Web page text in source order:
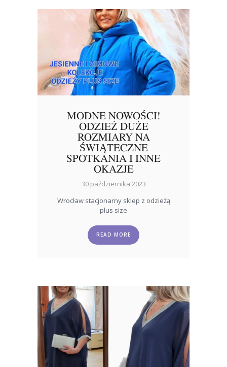
MODNE NOWOŚCI!
ODZIEŻ DUŻE
ROZMIARY NA
ŚWIĄTECZNE
SPOTKANIA I INNE
OKAZJE
30 października 2023
Wrocław stacjonarny sklep z odzieżą
plus size
READ MORE